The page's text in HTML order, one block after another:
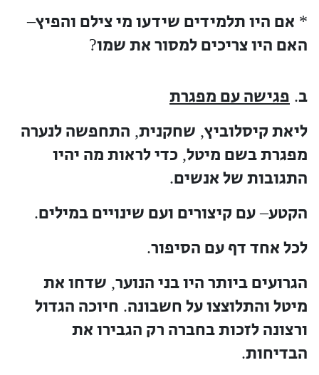
* אם היו תלמידים שידעו מי צילם והפיץ–
האם היו צריכים למסור את שמו?
ב. פגישה עם מפגרת
ליאת קיסלוביץ, שחקנית, התחפשה לנערה
מפגרת בשם מיטל, כדי לראות מה יהיו
התגובות של אנשים.
הקטע–עם קיצורים ועם שינויים במילים.
לכל אחד דף עם הסיפור.
הגרועים ביותר היו בני הנוער, שדחו את
מיטל והתלוצצו על חשבונה. חיוכה הגדול
ורצונה לזכות בחברה רק הגבירו את
הבדיחות.